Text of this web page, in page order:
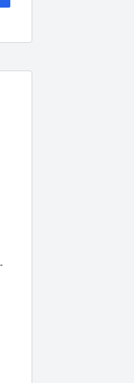
-